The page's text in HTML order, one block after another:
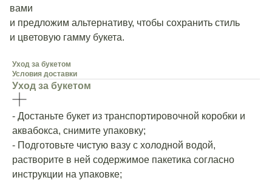
вами
и предложим альтернативу, чтобы сохранить стиль
и цветовую гамму букета.
Уход за букетом
Условия доставки
Уход за букетом
- Достаньте букет из транспортировочной коробки и
аквабокса, снимите упаковку;
- Подготовьте чистую вазу с холодной водой,
растворите в ней содержимое пакетика согласно
инструкции на упаковке;